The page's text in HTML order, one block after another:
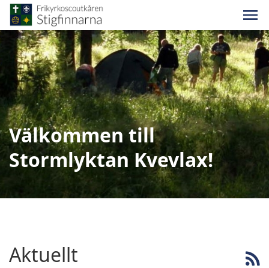
Välkommen till
Stormlyktan Kvevlax!
Aktuellt